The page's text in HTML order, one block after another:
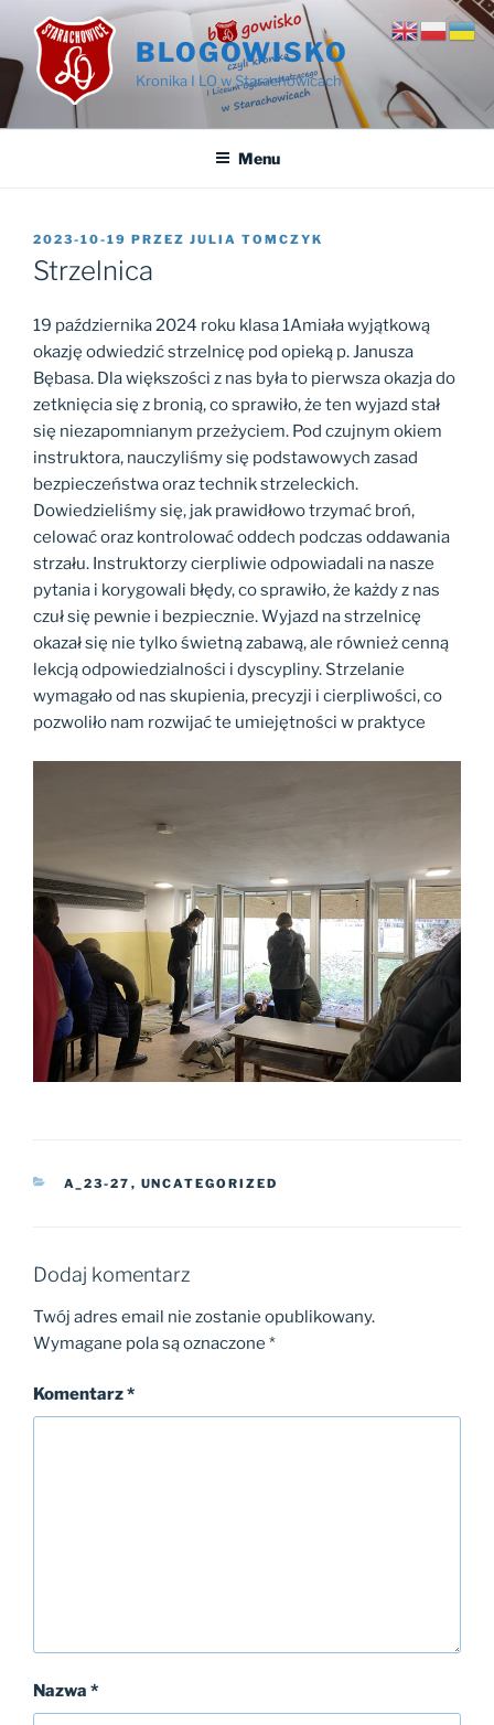
Przejdź
treści
BLOGOWISKO
Kronika I LO w Starachowicach
Menu
OPUBLIKOWANE
W
2023-10-19 PRZEZ JULIA TOMCZYK
Strzelnica
19 października 2024 roku klasa 1Amiała wyjątkową
okazję odwiedzić strzelnicę pod opieką p. Janusza
Bębasa. Dla większości z nas była to pierwsza okazja do
zetknięcia się z bronią, co sprawiło, że ten wyjazd stał
się niezapomnianym przeżyciem. Pod czujnym okiem
instruktora, nauczyliśmy się podstawowych zasad
bezpieczeństwa oraz technik strzeleckich.
Dowiedzieliśmy się, jak prawidłowo trzymać broń,
celować oraz kontrolować oddech podczas oddawania
strzału. Instruktorzy cierpliwie odpowiadali na nasze
pytania i korygowali błędy, co sprawiło, że każdy z nas
czuł się pewnie i bezpiecznie. Wyjazd na strzelnicę
okazał się nie tylko świetną zabawą, ale również cenną
lekcją odpowiedzialności i dyscypliny. Strzelanie
wymagało od nas skupienia, precyzji i cierpliwości, co
pozwoliło nam rozwijać te umiejętności w praktyce
KATEGORIE
A_23-27 , UNCATEGORIZED
Dodaj komentarz
Twój adres email nie zostanie opublikowany.
Wymagane pola są oznaczone *
Komentarz*
Nazwa *